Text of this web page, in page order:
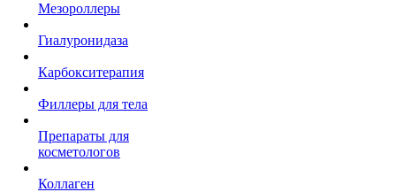
Мезороллеры
Гиалуронидаза
Карбокситерапия
Филлеры для тела
Препараты для
косметологов
Коллаген